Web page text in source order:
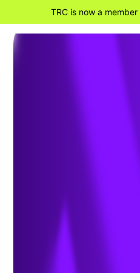
TRC is now a member
Génie géo-